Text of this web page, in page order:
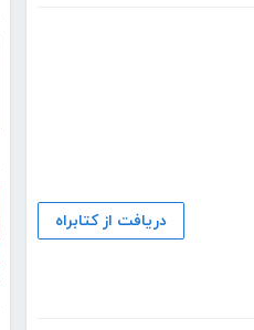
دریافت از کتابراه